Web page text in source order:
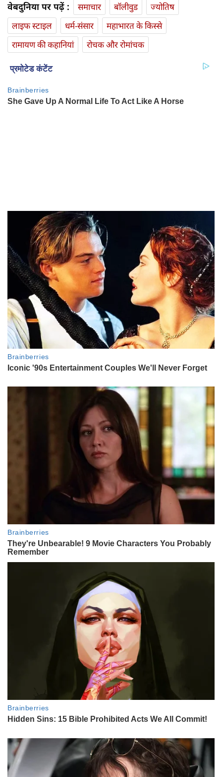
वेबदुनिया पर पढ़ें : समाचार बॉलीवुड
ज्योतिष
लाइफ स्‍टाइल
धर्म-संसार
महाभारत के किस्से
रामायण की कहानियां
रोचक और रोमांचक